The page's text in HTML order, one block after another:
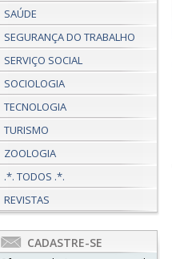
SAÚDE
SEGURANÇA DO TRABALHO
SERVIÇO SOCIAL
SOCIOLOGIA
TECNOLOGIA
TURISMO
ZOOLOGIA
.*. TODOS .*.
REVISTAS
CADASTRE-SE